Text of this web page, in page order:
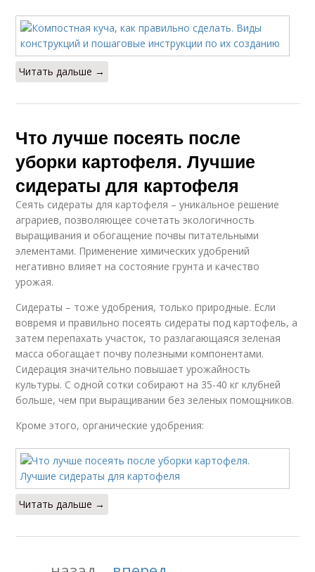
Читать дальше →
Что лучше посеять после
уборки картофеля. Лучшие
сидераты для картофеля
Сеять сидераты для картофеля – уникальное решение
аграриев, позволяющее сочетать экологичность
выращивания и обогащение почвы питательными
элементами. Применение химических удобрений
негативно влияет на состояние грунта и качество
урожая.
Сидераты – тоже удобрения, только природные. Если
вовремя и правильно посеять сидераты под картофель, а
затем перепахать участок, то разлагающаяся зеленая
масса обогащает почву полезными компонентами.
Сидерация значительно повышает урожайность
культуры. С одной сотки собирают на 35-40 кг клубней
больше, чем при выращивании без зеленых помощников.
Кроме этого, органические удобрения:
Читать дальше →